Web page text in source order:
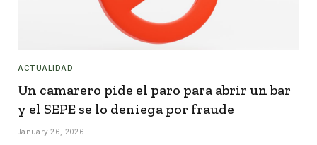
ACTUALIDAD
Un camarero pide el paro para abrir un bar
y el SEPE se lo deniega por fraude
January 26, 2026